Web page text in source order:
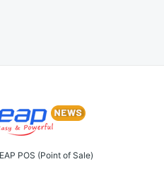
POS (Point of Sale)